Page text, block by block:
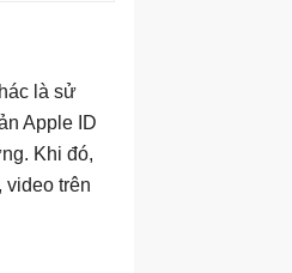
là sử
Apple ID
Khi đó,
video trên